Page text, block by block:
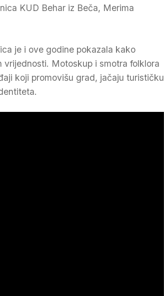
KUD Behar iz Beča, Merima
je i ove godine pokazala kako
Motoskup i smotra folklora
koji promovišu grad, jačaju turističku